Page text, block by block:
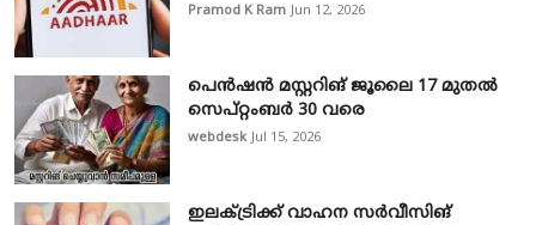
Pramod K Ram Jun 12, 2026
പെൻഷൻ മസ്റ്ററിങ് ജൂലൈ 17 മുതൽ
സെപ്റ്റംബർ 30 വരെ
webdesk Jul 15, 2026
ഇലക്ട്രിക്ക് വാഹന സർവീസിങ്